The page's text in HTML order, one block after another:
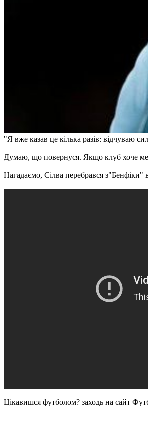
"Я вже казав це кілька разів: відчуваю
Думаю, що повернуся. Якщо клуб хоче
Нагадаємо, Сілва перебрався
Цікавишся футболом? заходь на сайт